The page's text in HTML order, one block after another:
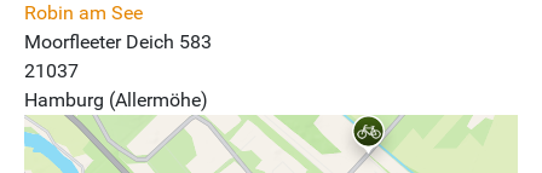
Robin am See
Moorfleeter Deich 583
21037
Hamburg (Allermöhe)